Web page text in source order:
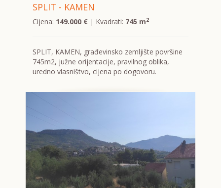
SPLIT - KAMEN
Cijena: 149.000 €| Kvadrati: 745 m2
SPLIT, KAMEN, građevinsko zemljište površine
745m2, južne orijentacije, pravilnog oblika,
uredno vlasništvo, cijena po dogovoru.